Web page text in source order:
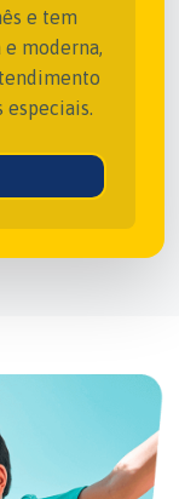
e tem
moderna,
especiais.